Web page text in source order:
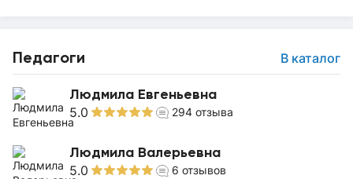
Педагоги В каталог
Людмила Евгеньевна
5.0 294 отзыва
Людмила Валерьевна
5.0 6 отзывов